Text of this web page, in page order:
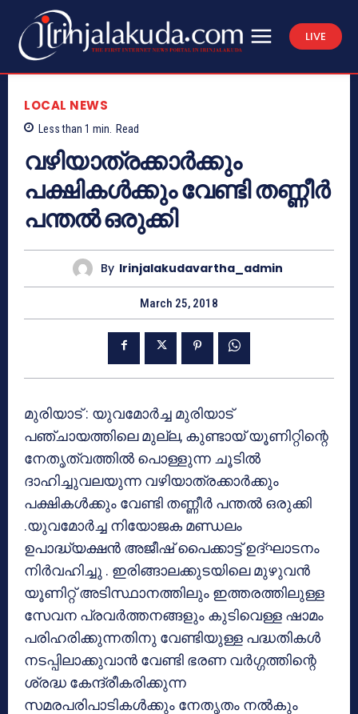
LIVE
LOCAL NEWS
Less than 1 min. Read
വഴിയാത്രക്കാര്‍ക്കും
പക്ഷികള്‍ക്കും വേണ്ടി തണ്ണീര്‍
പന്തല്‍ ഒരുക്കി
By Irinjalakudavartha_admin
March 25, 2018
മുരിയാട് : യുവമോര്‍ച്ച മുരിയാട്
പഞ്ചായത്തിലെ മുല്ല, കുണ്ടായ് യൂണിറ്റിന്റെ
നേതൃത്വത്തില്‍ പൊള്ളുന്ന ചൂടില്‍
ദാഹിച്ചുവലയുന്ന വഴിയാത്രക്കാര്‍ക്കും
പക്ഷികള്‍ക്കും വേണ്ടി തണ്ണീര്‍ പന്തല്‍ ഒരുക്കി
.യുവമോര്‍ച്ച നിയോജക മണ്ഡലം
ഉപാദ്ധ്യക്ഷന്‍ അജീഷ് പൈക്കാട്ട് ഉദ്ഘാടനം
നിര്‍വഹിച്ചു . ഇരിങ്ങാലക്കുടയിലെ മുഴുവന്‍
യൂണിറ്റ് അടിസ്ഥാനത്തിലും ഇത്തരത്തിലുള്ള
സേവന പ്രവര്‍ത്തനങ്ങളും കുടിവെള്ള ഷാമം
പരിഹരിക്കുന്നതിനു വേണ്ടിയുള്ള പദ്ധതികള്‍
നടപ്പിലാക്കുവാന്‍ വേണ്ടി ഭരണ വര്‍ഗ്ഗത്തിന്റെ
ശ്രദ്ധ കേന്ദ്രീകരിക്കുന്ന
സമരപരിപാടികള്‍ക്കും നേതൃതം നല്‍കും